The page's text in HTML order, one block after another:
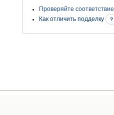
Проверяйте соответствие
Как отличить подделку
?